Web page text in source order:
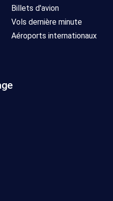
Billets d'avion
Vols dernière minute
Aéroports internationaux